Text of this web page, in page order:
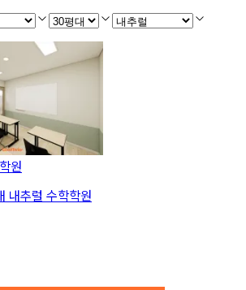
원
내추럴 수학학원